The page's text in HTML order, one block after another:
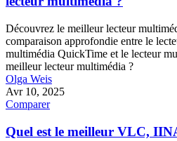
Découvrez le meilleur lecteur
comparaison approfondie entre le
multimédia QuickTime et le lecteur
meilleur lecteur multimédia ?
Olga Weis
Avr 10, 2025
Comparer
Quel est le meilleur VLC,